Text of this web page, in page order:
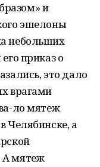
и
эшелоны
небольших
приказ о
это дало
врагами
ло мятеж
Челябинске, а
А мятеж